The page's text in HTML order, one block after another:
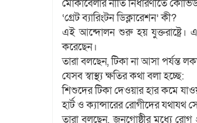
মোকাবেলার নীতি নির্ধারণীতে
‘গ্রেট ব্যারিংটন ডিক্লারেশন’ কী?
এই আন্দোলন শুরু হয় যুক্তরাষ্ট্রে।
করেছেন।
তারা বলছেন, টিকা না আসা পর্যন্ত
যেসব স্বাস্থ্য ক্ষতির কথা বলা হচ্ছে:
শিশুদের টিকা দেওয়ার হার কমে
হার্ট ও ক্যান্সারের রোগীদের যথাযথ
তারা বলছেন, জনগোষ্ঠীর মধ্যে রোগ